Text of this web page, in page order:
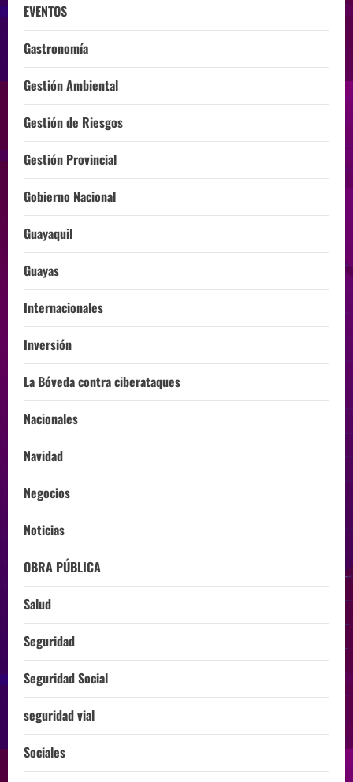
EVENTOS
Gastronomía
Gestión Ambiental
Gestión de Riesgos
Gestión Provincial
Gobierno Nacional
Guayaquil
Guayas
Internacionales
Inversión
La Bóveda contra ciberataques
Nacionales
Navidad
Negocios
Noticias
OBRA PÚBLICA
Salud
Seguridad
Seguridad Social
seguridad vial
Sociales